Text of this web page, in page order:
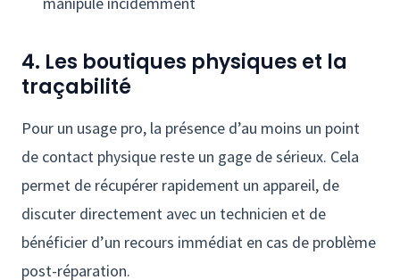
4. Les boutiques physiques et la
traçabilité
Pour un usage pro, la présence d’au moins un point
de contact physique reste un gage de sérieux. Cela
permet de récupérer rapidement un appareil, de
discuter directement avec un technicien et de
bénéficier d’un recours immédiat en cas de problème
post-réparation.